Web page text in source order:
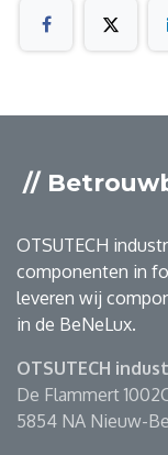
//
OTSUTECH
componenten in
leveren wij
in de BeNeLux.
OTSUTECH
De Flammert
5854 NA Nieuw-